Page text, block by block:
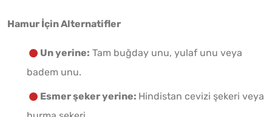
Hamur İçin Alternatifler
Un yerine: Tam buğday unu, yulaf unu veya
badem unu.
Esmer şeker yerine: Hindistan cevizi şekeri veya